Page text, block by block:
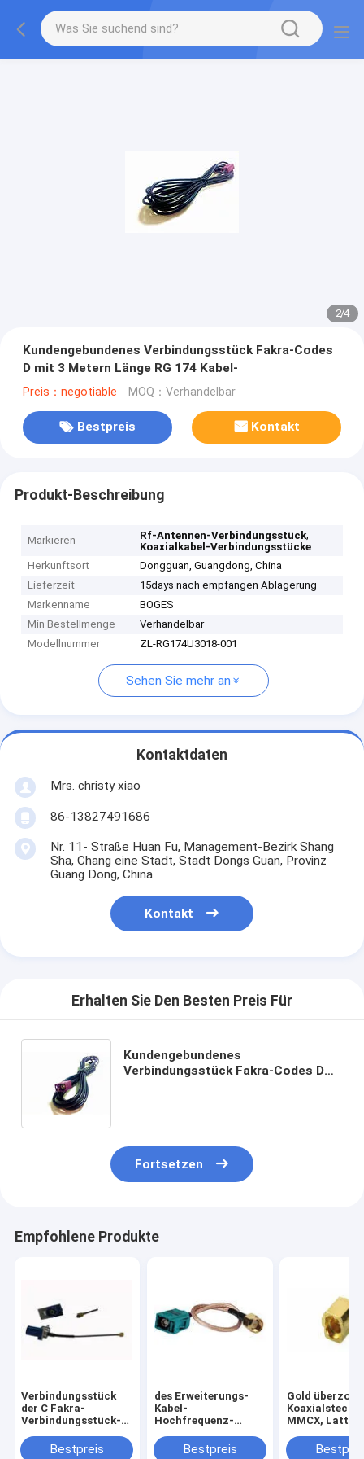
3/4
Kundengebundenes Verbindungsstück Fakra-Codes
D mit 3 Metern Länge RG 174 Kabel-
Preis：negotiable MOQ：Verhandelbar
Bestpreis Kontakt
Produkt-Beschreibung
Markieren Rf-Antennen-Verbindungsstück,
Koaxialkabel-Verbindungsstücke
Herkunftsort
Dongguan, Guangdong, China
Lieferzeit
15days nach empfangen Ablagerung
Markenname
BOGES
Min Bestellmenge
Verhandelbar
Modellnummer
ZL-RG174U3018-001
Sehen Sie mehr an
Kontaktdaten
Mrs. christy xiao
86-13827491686
Nr. 11- Straße Huan Fu, Management-Bezirk Shang
Sha, Chang eine Stadt, Stadt Dongs Guan, Provinz
Guang Dong, China
Kontakt
Erhalten Sie Den Besten Preis Für
Kundengebundenes
Verbindungsstück Fakra-Codes D
Fortsetzen
Empfohlene Produkte
Verbindungsstück
der C Fakra-
Verbindungsstück-
mit Kabel SMB-Rfs
Bestpreis
des Erweiterungs-
Kabel-
Hochfrequenz-
UFL 50Ohm Fakra
Bestpreis
Gold überzog
MMCX, Latte-